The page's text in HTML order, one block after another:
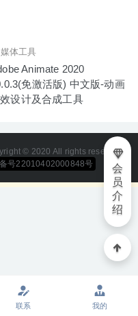
媒体工具
Animate 2020
免激活版) 中文版-动画
设计及合成工具
© 2020 All rights reserved
号22010402000848号
会
员
介
绍
联系 我的